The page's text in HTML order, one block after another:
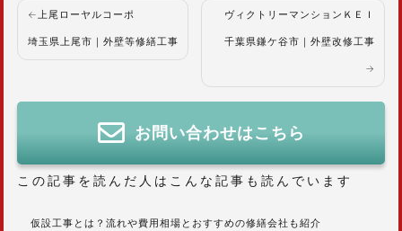
投
稿
ゲ
ョ
ン
上尾ローヤルコーポ
埼玉県上尾市｜外壁等修繕工事
ヴィクトリーマンションＫＥＩ
千葉県鎌ケ谷市｜外壁改修工事
お問い合わせはこちら
この記事を読んだ人はこんな記事も読んでいます
仮設工事とは？流れや費用相場とおすすめの修繕会社も紹介